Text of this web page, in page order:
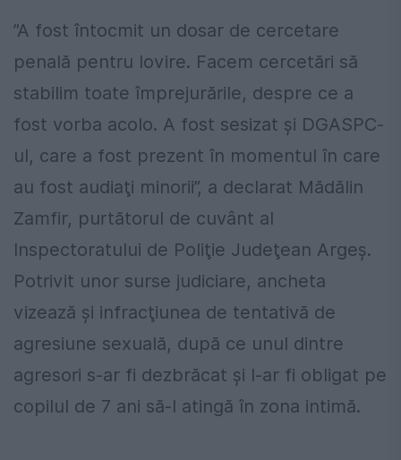
”A fost întocmit un dosar de cercetare
penală pentru lovire. Facem cercetări să
stabilim toate împrejurările, despre ce a
fost vorba acolo. A fost sesizat şi DGASPC-
ul, care a fost prezent în momentul în care
au fost audiaţi minorii”, a declarat Mădălin
Zamfir, purtătorul de cuvânt al
Inspectoratului de Poliţie Judeţean Argeş.
Potrivit unor surse judiciare, ancheta
vizează şi infracţiunea de tentativă de
agresiune sexuală, după ce unul dintre
agresori s-ar fi dezbrăcat şi l-ar fi obligat pe
copilul de 7 ani să-l atingă în zona intimă.